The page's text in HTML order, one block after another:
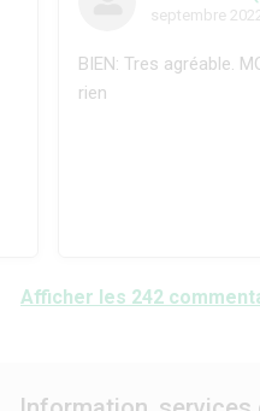
septembre
BIEN: Tres agréable.
rien
Afficher les 242